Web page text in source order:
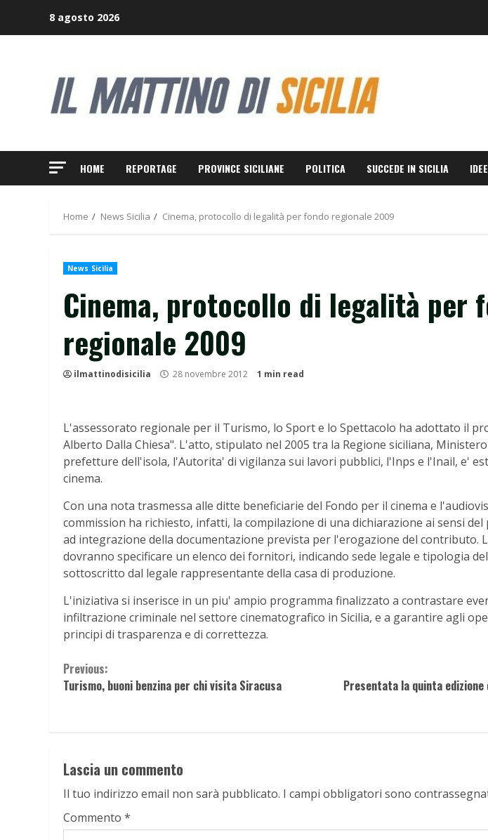
8 agosto 2026
HOME REPORTAGE PROVINCE SICILIANE POLITICA SUCCEDE IN SICILIA
Home News Sicilia Cinema, protocollo di legalità per fondo regionale 2009
News Sicilia
Cinema, protocollo di legalità per
regionale 2009
ilmattinodisicilia 28 novembre 2012 1 min read
L'assessorato regionale per il Turismo, lo Sport e lo Spettacolo ha adottato il
Alberto Dalla Chiesa". L'atto, stipulato nel 2005 tra la Regione siciliana,
prefetture dell'isola, l'Autorita' di vigilanza sui lavori pubblici, l'Inps e l'Inail, e'
cinema.
Con una nota trasmessa alle ditte beneficiarie del Fondo per il cinema e
commission ha richiesto, infatti, la compilazione di una dichiarazione ai sensi
ad integrazione della documentazione prevista per l'erogazione del contributo.
dovranno specificare un elenco dei fornitori, indicando sede legale e tipologia
sottoscritto dal legale rappresentante della casa di produzione.
L'iniziativa si inserisce in un piu' ampio programma finalizzato a contrastare
infiltrazione criminale nel settore cinematografico in Sicilia, e a garantire agli
principi di trasparenza e di correttezza.
Continue
Reading
Previous:
Turismo, buoni benzina per chi visita Siracusa
Presentata la quinta edizione
Lascia un commento
Il tuo indirizzo email non sarà pubblicato. I campi obbligatori sono
Commento *